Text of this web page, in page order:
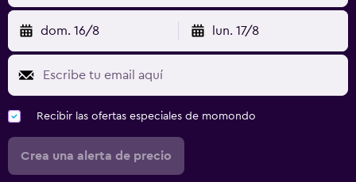
dom. 16/8 lun. 17/8
Recibir las ofertas especiales de momondo
Crea una alerta de precio